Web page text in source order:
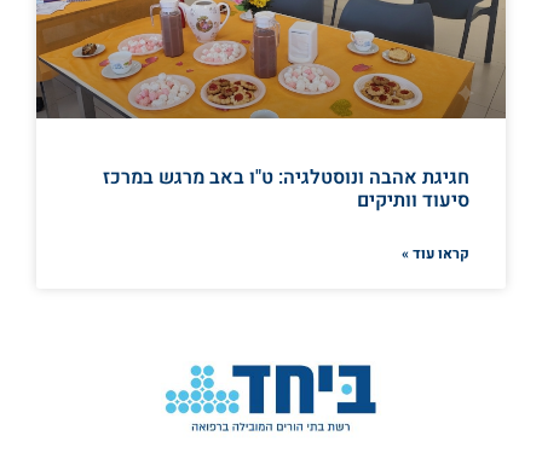
חגיגת אהבה ונוסטלגיה: ט"ו באב מרגש במרכז
סיעוד וותיקים
קראו עוד »